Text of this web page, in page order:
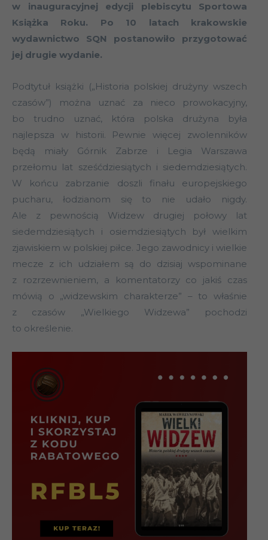
w inauguracyjnej edycji plebiscytu Sportowa
Książka Roku. Po 10 latach krakowskie
wydawnictwo SQN postanowiło przygotować
jej drugie wydanie.
Podtytuł książki („Historia polskiej drużyny wszech
czasów”) można uznać za nieco prowokacyjny,
bo trudno uznać, która polska drużyna była
najlepsza w historii. Pewnie więcej zwolenników
będą miały Górnik Zabrze i Legia Warszawa
przełomu lat sześćdziesiątych i siedemdziesiątych.
W końcu zabrzanie doszli finału europejskiego
pucharu, łodzianom się to nie udało nigdy.
Ale z pewnością Widzew drugiej połowy lat
siedemdziesiątych i osiemdziesiątych był wielkim
zjawiskiem w polskiej piłce. Jego zawodnicy i wielkie
mecze z ich udziałem są do dzisiaj wspominane
z rozrzewnieniem, a komentatorzy co jakiś czas
mówią o „widzewskim charakterze” – to właśnie
z czasów „Wielkiego Widzewa” pochodzi
to określenie.